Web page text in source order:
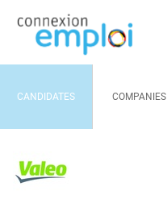
CANDIDATES COMPANIES